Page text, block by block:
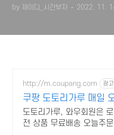
by 제이디_시간부자 2022. 11.
http://m.coupang.com 광고
쿠팡 도토리가루 매일
와우회원 특가
도토리가루, 와우회원은
전 상품 무료배송 오늘주